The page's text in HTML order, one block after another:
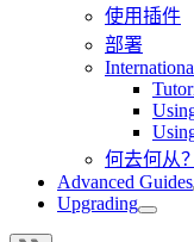
使用插件
部署
何去何从？
Advanced Guides
Upgrading